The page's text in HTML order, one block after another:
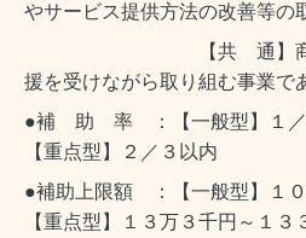
やサービス提供方法の改善等の
【共 通】商工会・
援を受けながら取り組む事業で
●補 助 率 ：【一般型
【重点型】２／３以内
●補助上限額 ：【一般型】１
【重点型】１３万３千円～１３